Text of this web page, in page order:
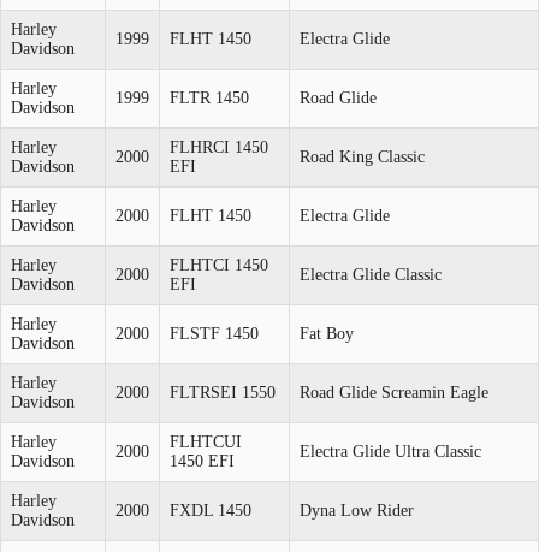
Harley
Davidson
1999 FLHT 1450 Electra Glide
Harley
Davidson
1999 FLTR 1450 Road Glide
Harley
Davidson
2000
FLHRCI 1450
EFI
Road King Classic
Harley
Davidson
2000 FLHT 1450 Electra Glide
Harley
Davidson
2000
FLHTCI 1450
EFI
Electra Glide Classic
Harley
Davidson
2000 FLSTF 1450 Fat Boy
Harley
Davidson
2000 FLTRSEI 1550 Road Glide Screamin Eagle
Harley
Davidson
2000
FLHTCUI
1450 EFI
Electra Glide Ultra Classic
Harley
Davidson
2000 FXDL 1450 Dyna Low Rider